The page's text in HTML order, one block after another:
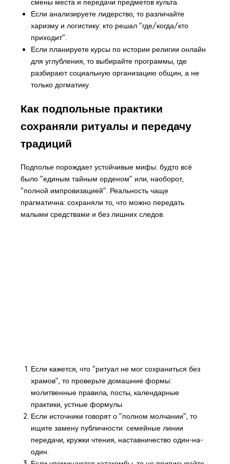
смены места и передачи предметов культа.
Если анализируете лидерство, то различайте
харизму и логистику: кто решал "где/когда/кто
приходит".
Если планируете курсы по истории религии онлайн
для углубления, то выбирайте программы, где
разбирают социальную организацию общин, а не
только догматику.
Как подпольные практики
сохраняли ритуалы и передачу
традиций
Подполье порождает устойчивые мифы: будто всё
было "единым тайным орденом" или, наоборот,
"полной импровизацией". Реальность чаще
прагматична: сохраняли то, что можно передать
малыми средствами и без лишних следов.
Если кажется, что "ритуал не мог сохраниться без
храмов", то проверьте домашние формы:
молитвенные правила, посты, календарные
практики, устные формулы.
Если источники говорят о "полном молчании", то
ищите замену публичности: семейные линии
передачи, кружки чтения, наставничество один-на-
один.